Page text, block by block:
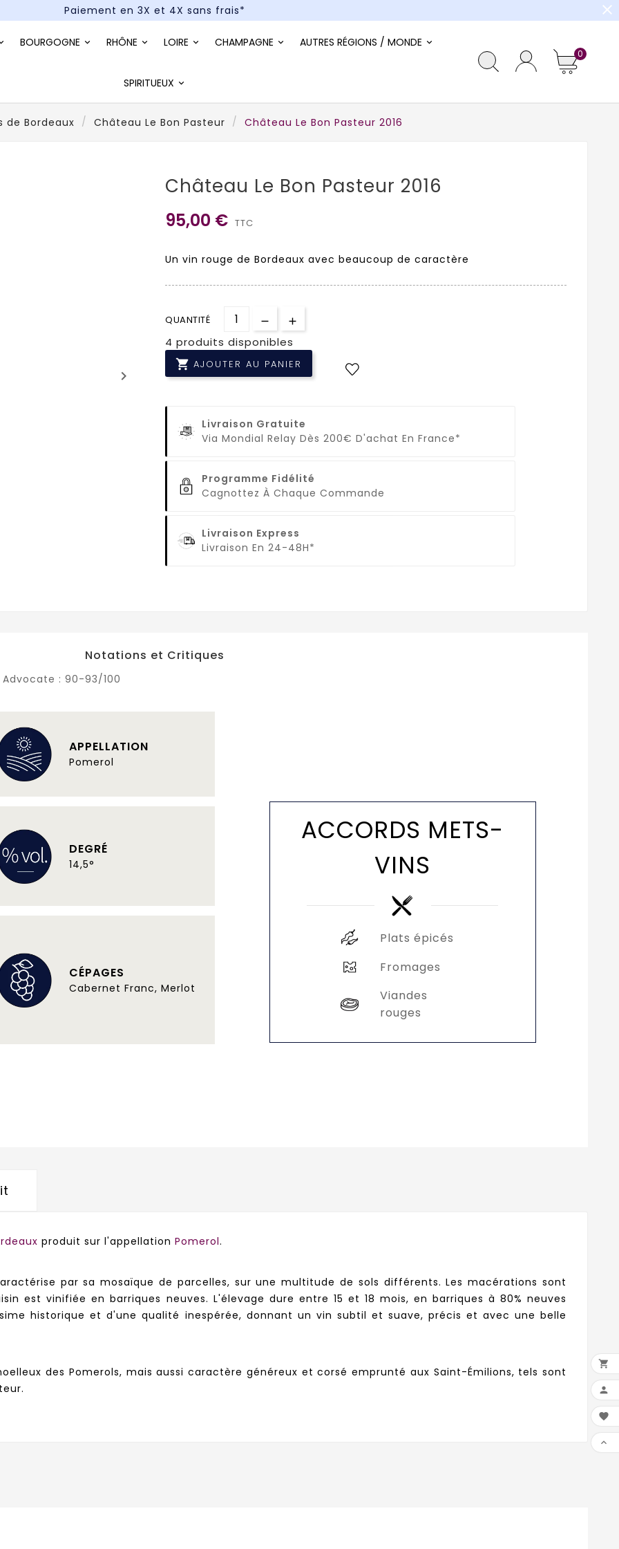
Paiement en 3X et 4X sans frais*
close
BOURGOGNE RHÔNE LOIRE CHAMPAGNE AUTRES RÉGIONS / MONDE
SPIRITUEUX
0
de Bordeaux Château Le Bon Pasteur Château Le Bon Pasteur 2016
keyboard_arrow_right
Château Le Bon Pasteur 2016
95,00 € TTC
Un vin rouge de Bordeaux avec beaucoup de caractère
QUANTITÉ
4 produits disponibles
 AJOUTER AU PANIER
Livraison Gratuite
Via Mondial Relay Dès 200€ D'achat En France*
Programme Fidélité
Cagnottez À Chaque Commande
Livraison Express
Livraison En 24-48H*
Notations et Critiques
Advocate : 90-93/100
APPELLATION
Pomerol
DEGRÉ
14,5°
CÉPAGES
Cabernet Franc, Merlot
ACCORDS METS-
VINS
Plats épicés
Fromages
Viandes
rouges
produit sur l'appellation Pomerol.
par sa mosaïque de parcelles, sur une multitude de sols différents. Les macérations sont
est vinifiée en barriques neuves. L'élevage dure entre 15 et 18 mois, en barriques à 80% neuves
historique et d'une qualité inespérée, donnant un vin subtil et suave, précis et avec une belle
des Pomerols, mais aussi caractère généreux et corsé emprunté aux Saint-Émilions, tels sont



